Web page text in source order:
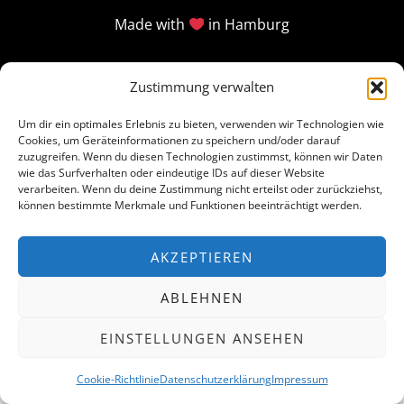
Zustimmung verwalten
Um dir ein optimales Erlebnis zu bieten, verwenden wir Technologien wie
Cookies, um Geräteinformationen zu speichern und/oder darauf
zuzugreifen. Wenn du diesen Technologien zustimmst, können wir Daten
wie das Surfverhalten oder eindeutige IDs auf dieser Website
verarbeiten. Wenn du deine Zustimmung nicht erteilst oder zurückziehst,
können bestimmte Merkmale und Funktionen beeinträchtigt werden.
AKZEPTIEREN
ABLEHNEN
EINSTELLUNGEN ANSEHEN
Cookie-RichtlinieDatenschutzerklärungImpressum
Made with in Hamburg